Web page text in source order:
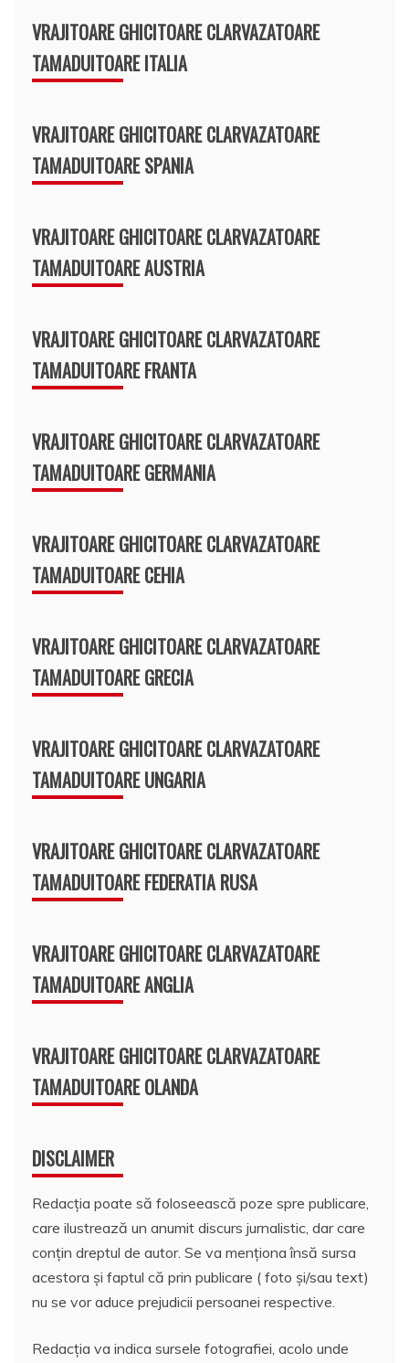
VRAJITOARE GHICITOARE CLARVAZATOARE
TAMADUITOARE ITALIA
VRAJITOARE GHICITOARE CLARVAZATOARE
TAMADUITOARE SPANIA
VRAJITOARE GHICITOARE CLARVAZATOARE
TAMADUITOARE AUSTRIA
VRAJITOARE GHICITOARE CLARVAZATOARE
TAMADUITOARE FRANTA
VRAJITOARE GHICITOARE CLARVAZATOARE
TAMADUITOARE GERMANIA
VRAJITOARE GHICITOARE CLARVAZATOARE
TAMADUITOARE CEHIA
VRAJITOARE GHICITOARE CLARVAZATOARE
TAMADUITOARE GRECIA
VRAJITOARE GHICITOARE CLARVAZATOARE
TAMADUITOARE UNGARIA
VRAJITOARE GHICITOARE CLARVAZATOARE
TAMADUITOARE FEDERATIA RUSA
VRAJITOARE GHICITOARE CLARVAZATOARE
TAMADUITOARE ANGLIA
VRAJITOARE GHICITOARE CLARVAZATOARE
TAMADUITOARE OLANDA
DISCLAIMER
Redacția poate să foloseească poze spre publicare,
care ilustrează un anumit discurs jurnalistic, dar care
conțin dreptul de autor. Se va menționa însă sursa
acestora și faptul că prin publicare ( foto și/sau text)
nu se vor aduce prejudicii persoanei respective.
Redacția va indica sursele fotografiei, acolo unde